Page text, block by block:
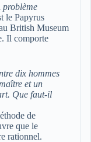
problème
le Papyrus
British Museum
Il comporte
dix hommes
et un
Que faut-il
de
que le
rationnel.